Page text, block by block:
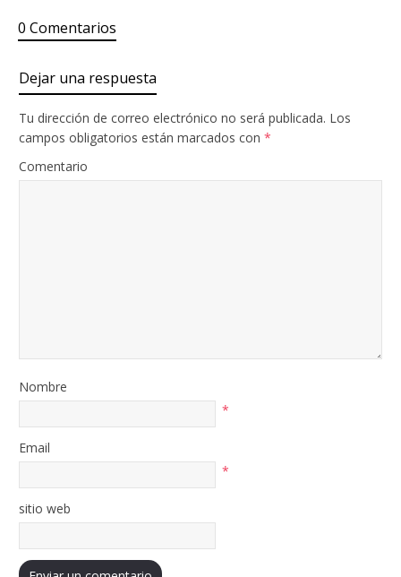
0 Comentarios
Dejar una respuesta
Tu dirección de correo electrónico no será publicada. Los
campos obligatorios están marcados con *
Comentario
Nombre
*
Email
*
sitio web